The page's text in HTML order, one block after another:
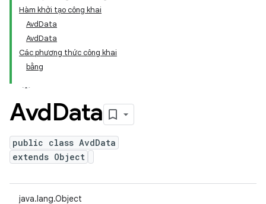
Hàm khởi tạo công khai
AvdData
AvdData
Các phương thức công khai
bằng
AvdData
public class AvdData
extends Object
java.lang.Object